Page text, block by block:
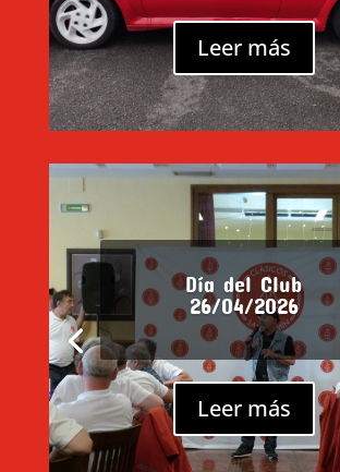
Leer más
Día del Club
26/04/2026
Leer más